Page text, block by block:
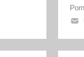
n
o